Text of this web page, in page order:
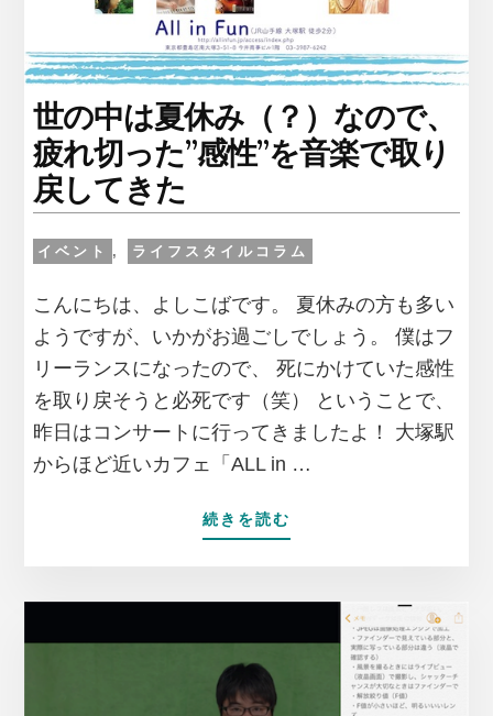
人
が、
羨
ま
し
く
な
世の中は夏休み（？）なので、
疲れ切った”感性”を音楽で取り
戻してきた
イベント , ライフスタイルコラム
こんにちは、よしこばです。 夏休みの方も多い
ようですが、いかがお過ごしでしょう。 僕はフ
リーランスになったので、 死にかけていた感性
を取り戻そうと必死です（笑） ということで、
昨日はコンサートに行ってきましたよ！ 大塚駅
からほど近いカフェ「ALL in …
続きを読む
世
夏